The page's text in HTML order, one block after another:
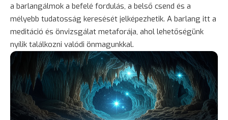
a barlangálmok a befelé fordulás, a belső csend és a
mélyebb tudatosság keresését jelképezhetik. A barlang itt a
meditáció és önvizsgálat metaforája, ahol lehetőségünk
nyílik találkozni valódi önmagunkkal.